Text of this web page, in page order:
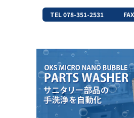
TEL 078-351-2531